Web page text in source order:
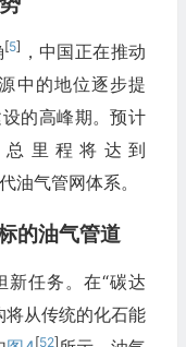
[5] ，中国正在推动
中的地位逐步提
的高峰期。预计
里程将达到
油气管网体系。
的油气管道
新任务。在“碳达
将从传统的化石能
[52]